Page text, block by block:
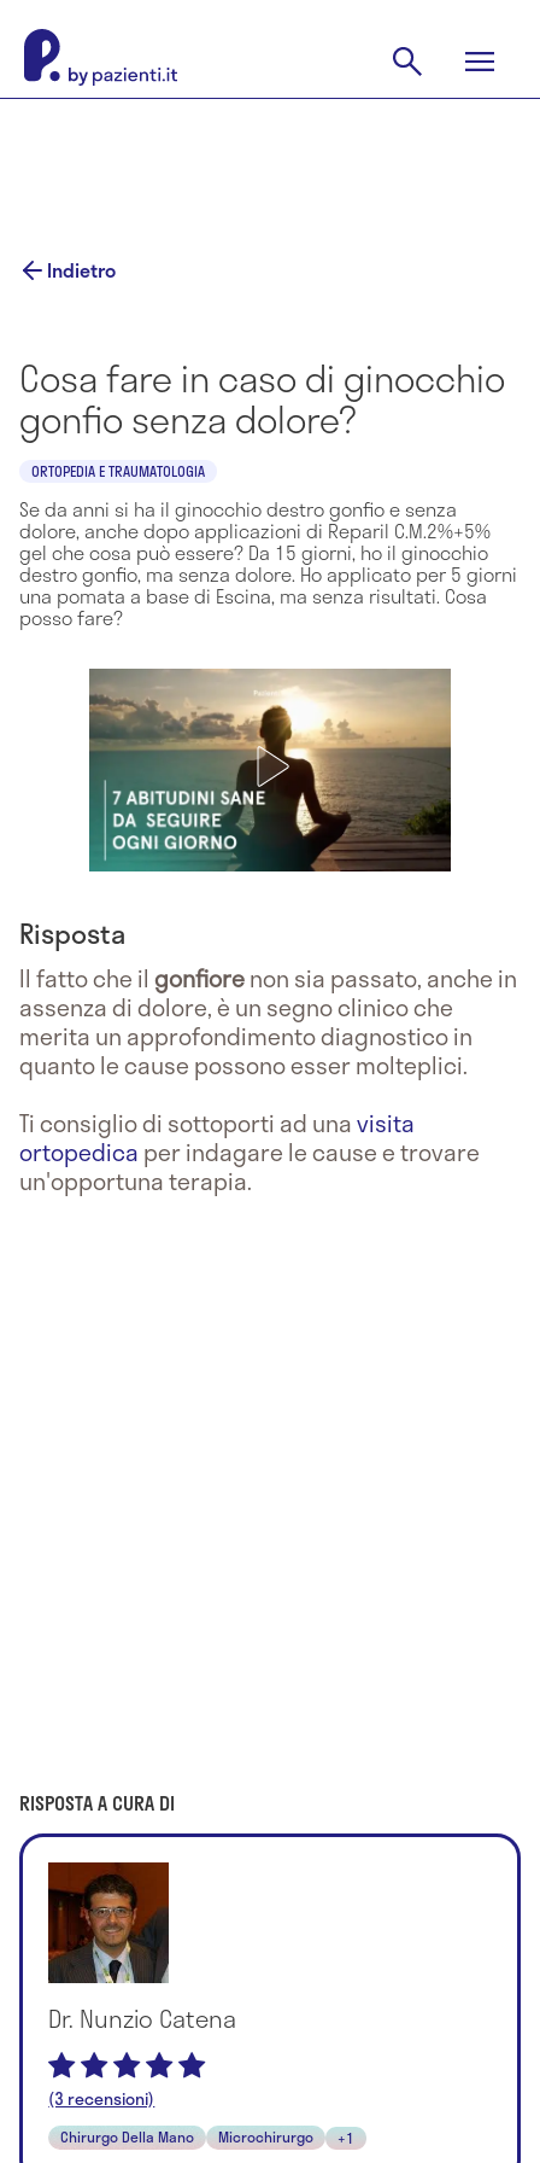
Indietro
Cosa fare in caso di ginocchio
gonfio senza dolore?
ORTOPEDIA E TRAUMATOLOGIA
Se da anni si ha il ginocchio destro gonfio e senza
dolore, anche dopo applicazioni di Reparil C.M.2%+5%
gel che cosa può essere? Da 15 giorni, ho il ginocchio
destro gonfio, ma senza dolore. Ho applicato per 5 giorni
una pomata a base di Escina, ma senza risultati. Cosa
posso fare?
Risposta
Il fatto che il gonfiorenon sia passato, anche in
assenza di dolore, è un segno clinico che
merita un approfondimento diagnostico in
quanto le cause possono esser molteplici.
Ti consiglio di sottoporti ad unavisita
ortopedica per indagare le cause e trovare
un'opportuna terapia.
RISPOSTA A CURA DI
Dr. Nunzio Catena
(3 recensioni)
Chirurgo Della Mano Microchirurgo +1